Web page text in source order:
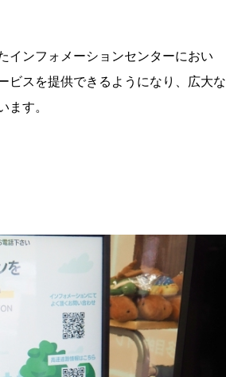
インフォメーションセンターにおい
ビスを提供できるようになり、広大な
す。